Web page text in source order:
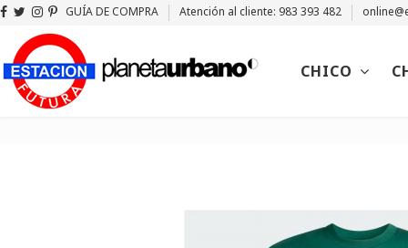
GUÍA DE COMPRA Atención al cliente: 983 393 482
CHICO